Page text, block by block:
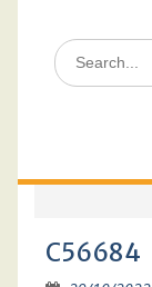
Search
for:
C56684